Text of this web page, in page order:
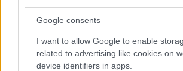
Google consents
I want to allow Google to enable
related to advertising like cookies on
device identifiers in apps.
ΔΙΑΒΑΣΤΕ ΑΚΟΜΑ
20ή